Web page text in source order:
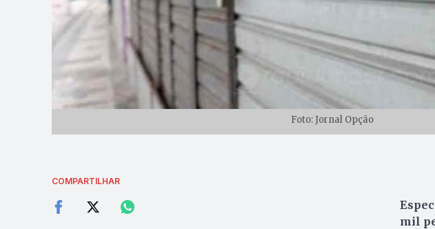
Foto: Jornal Opção
COMPARTILHAR
mil